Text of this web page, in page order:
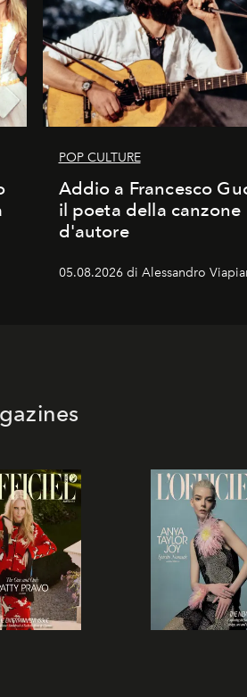
POP CULTURE
Addio a Francesco
il poeta della canzone
d'autore
05.08.2026 di Alessandro